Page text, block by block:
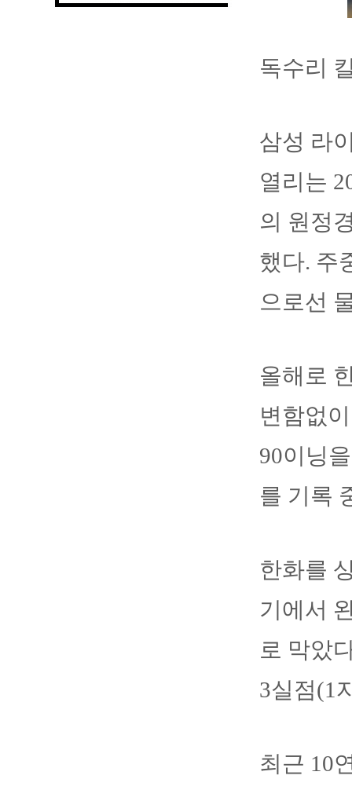
독수리
삼성 라
열리는
의 원정
했다. 주
으로선
올해로
변함없
90이닝
를 기록
한화를
기에서
로 막았
3실점(1
최근 10